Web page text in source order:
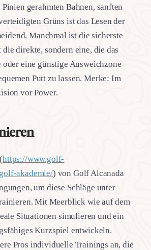
gerahmten Bahnen, sanften
Grüns ist das Lesen der
Manchmal ist die sicherste
direkte, sondern eine, die das
eine günstige Ausweichzone
Putt zu lassen. Merke: Im
vor Power.
https://www.golf-
akademie/) von Golf Alcanada
um diese Schläge unter
Mit Meerblick wie auf dem
Situationen simulieren und ein
Kurzspiel entwickeln.
Pros individuelle Trainings an, die